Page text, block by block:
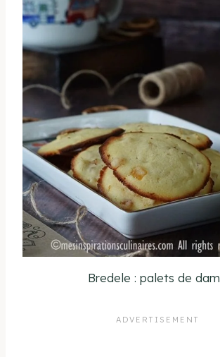
Bredele : palets de